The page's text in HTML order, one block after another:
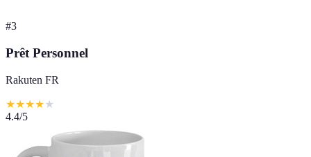
#3
Prêt Personnel
Rakuten FR
★★★★★
4.4/5